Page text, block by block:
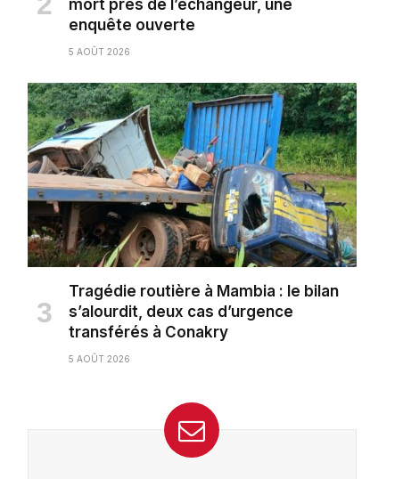
mort près de l’échangeur, une
enquête ouverte
5 AOÛT 2026
Tragédie routière à Mambia : le bilan
s’alourdit, deux cas d’urgence
transférés à Conakry
5 AOÛT 2026